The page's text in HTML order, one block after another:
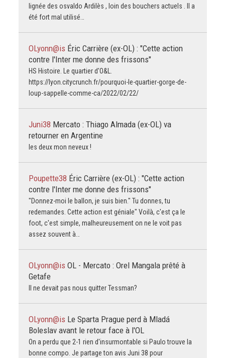
lignée des osvaldo Ardilès , loin des bouchers actuels . Il a
été fort mal utilisé…
OLyonn@is Éric Carrière (ex-OL) : "Cette action
contre l'Inter me donne des frissons"
HS Histoire. Le quartier d'O&L.
https://lyon.citycrunch.fr/pourquoi-le-quartier-gorge-de-
loup-sappelle-comme-ca/2022/02/22/
Juni38 Mercato : Thiago Almada (ex-OL) va
retourner en Argentine
les deux mon neveux !
Poupette38 Éric Carrière (ex-OL) : "Cette action
contre l'Inter me donne des frissons"
"Donnez-moi le ballon, je suis bien." Tu donnes, tu
redemandes. Cette action est géniale" Voilà, c'est ça le
foot, c'est simple, malheureusement on ne le voit pas
assez souvent à…
OLyonn@is OL - Mercato : Orel Mangala prêté à
Getafe
Il ne devait pas nous quitter Tessman?
OLyonn@is Le Sparta Prague perd à Mladá
Boleslav avant le retour face à l'OL
On a perdu que 2-1 rien d'insurmontable si Paulo trouve la
bonne compo. Je partage ton avis Juni 38 pour